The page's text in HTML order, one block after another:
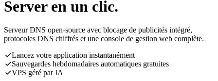
Server en un clic.
Serveur DNS open-source avec blocage de publicités intégré,
protocoles DNS chiffrés et une console de gestion web complète.
Lancez votre application instantanément
Sauvegardes hebdomadaires automatiques gratuites
VPS géré par IA